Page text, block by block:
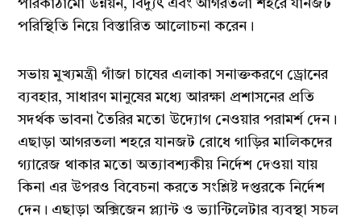
পরিকাঠামো উন্নয়ন, বিদ্যুৎ এবং আগরতলা শহরে যানজট
পরিস্থিতি নিয়ে বিস্তারিত আলোচনা করেন।
সভায় মুখ্যমন্ত্রী গাঁজা চাষের এলাকা সনাক্তকরণে ড্রোনের
ব্যবহার, সাধারণ মানুষের মধ্যে আরক্ষা প্রশাসনের প্রতি
সদর্থক ভাবনা তৈরির মতো উদ্যোগ নেওয়ার পরামর্শ দেন।
এছাড়া আগরতলা শহরে যানজট রোধে গাড়ির মালিকদের
গ্যারেজ থাকার মতো অত্যাবশ্যকীয় নির্দেশ দেওয়া যায়
কিনা এর উপরও বিবেচনা করতে সংশ্লিষ্ট দপ্তরকে নির্দেশ
দেন। এছাড়া অক্সিজেন প্ল্যান্ট ও ভ্যান্টিলেটার ব্যবস্থা সচল